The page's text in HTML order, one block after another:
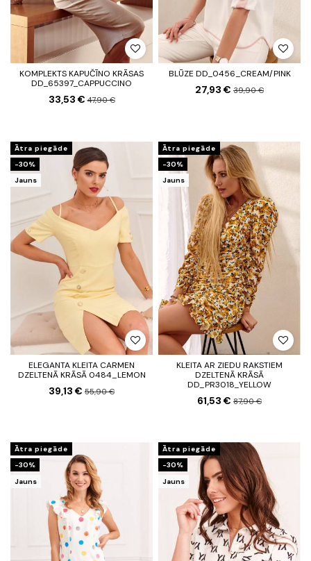
KOMPLEKTS KAPUČĪNO KRĀSAS
DD_65397_CAPPUCCINO
33,53 €47,90 €
BLŪZE DD_0456_CREAM/PINK
27,93 € 39,90 €
Ātra piegāde
-30%
Jauns
ELEGANTA KLEITA CARMEN
DZELTENĀ KRĀSĀ 0484_LEMON
39,13 € 55,90 €
Ātra piegāde
-30%
Jauns
KLEITA AR ZIEDU RAKSTIEM
DZELTENĀ KRĀSĀ
DD_PR3018_YELLOW
61,53 € 87,90 €
Ātra piegāde
-30%
Jauns
Ātra piegāde
-30%
Jauns